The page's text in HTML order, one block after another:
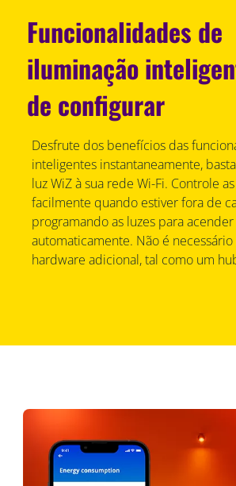
Funcionalidades de
iluminação
de configurar
Desfrute dos benefícios das
inteligentes instantaneamente,
luz WiZ à sua rede Wi-Fi. Controle
facilmente quando estiver fora de
programando as luzes para
automaticamente. Não é necessário
hardware adicional, tal como um